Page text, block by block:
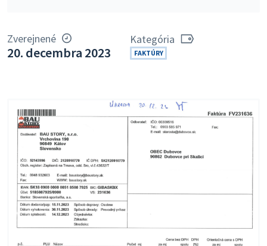
Zverejnené
20. decembra 2023
Kategória
FAKTÚRY